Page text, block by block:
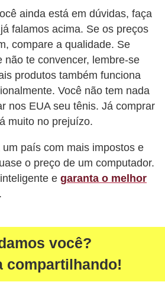
ainda está em dúvidas, faça
falamos acima. Se os preços
compare a qualidade. Se
não te convencer, lembre-se
produtos também funciona
Você não tem nada
nos EUA seu tênis. Já comprar
muito no prejuízo.
país com mais impostos e
o preço de um computador.
e garanta o melhor
.
você?
compartilhando!